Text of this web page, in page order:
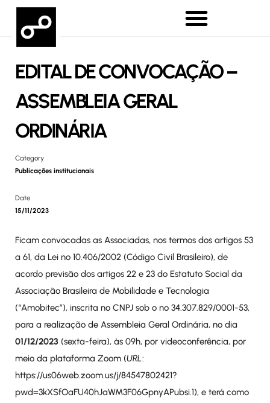
EDITAL DE CONVOCAÇÃO –
ASSEMBLEIA GERAL
ORDINÁRIA
Category
Publicações institucionais
Date
15/11/2023
Ficam convocadas as Associadas, nos termos dos artigos 53
a 61, da Lei nº 10.406/2002 (Código Civil Brasileiro), de
acordo previsão dos artigos 22 e 23 do Estatuto Social da
Associação Brasileira de Mobilidade e Tecnologia
(“Amobitec”), inscrita no CNPJ sob o nº 34.307.829/0001-53,
para a realização de Assembleia Geral Ordinária, no dia
01/12/2023 (sexta-feira), às 09h, por videoconferência, por
meio da plataforma Zoom (URL:
https://us06web.zoom.us/j/84547802421?
pwd=3kXSfOaFU40hJaWM3F06GpnyAPubsi.1), e terá como